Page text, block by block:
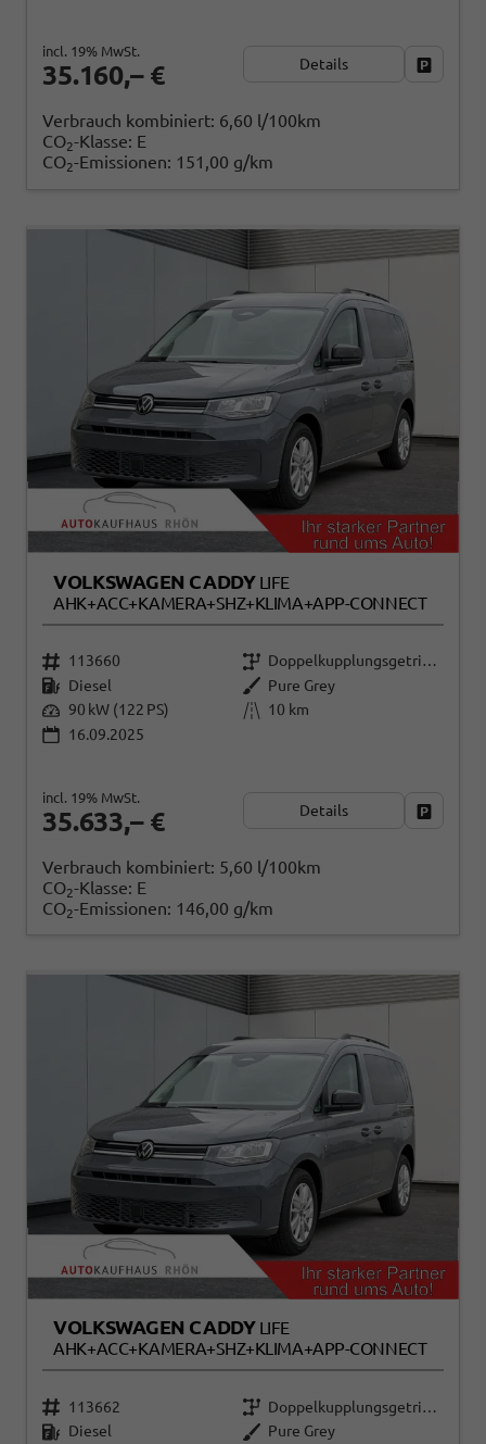
35.160,– €
incl. 19% MwSt.
Details
Verbrauch kombiniert: 6,60 l/100km
CO2-Klasse: E
CO2-Emissionen: 151,00 g/km
VOLKSWAGEN CADDY LIFE
AHK+ACC+KAMERA+SHZ+KLIMA+APP-CONNECT
113660
Doppelkupplungsgetriebe (DSG)
Diesel
Pure Grey
90 kW (122 PS)
10 km
16.09.2025
35.633,– €
incl. 19% MwSt.
Details
Verbrauch kombiniert: 5,60 l/100km
CO2-Klasse: E
CO2-Emissionen: 146,00 g/km
VOLKSWAGEN CADDY LIFE
AHK+ACC+KAMERA+SHZ+KLIMA+APP-CONNECT
113662
Doppelkupplungsgetriebe (DSG)
Diesel
Pure Grey